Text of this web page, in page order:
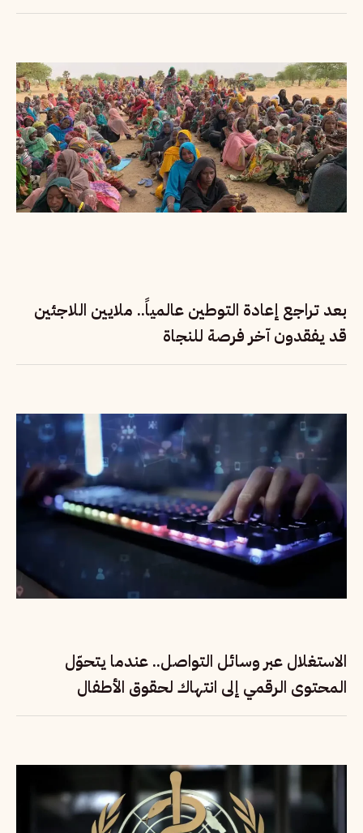
بعد تراجع إعادة التوطين عالمياً.. ملايين اللاجئين
قد يفقدون آخر فرصة للنجاة
الاستغلال عبر وسائل التواصل.. عندما يتحوّل
المحتوى الرقمي إلى انتهاك لحقوق الأطفال